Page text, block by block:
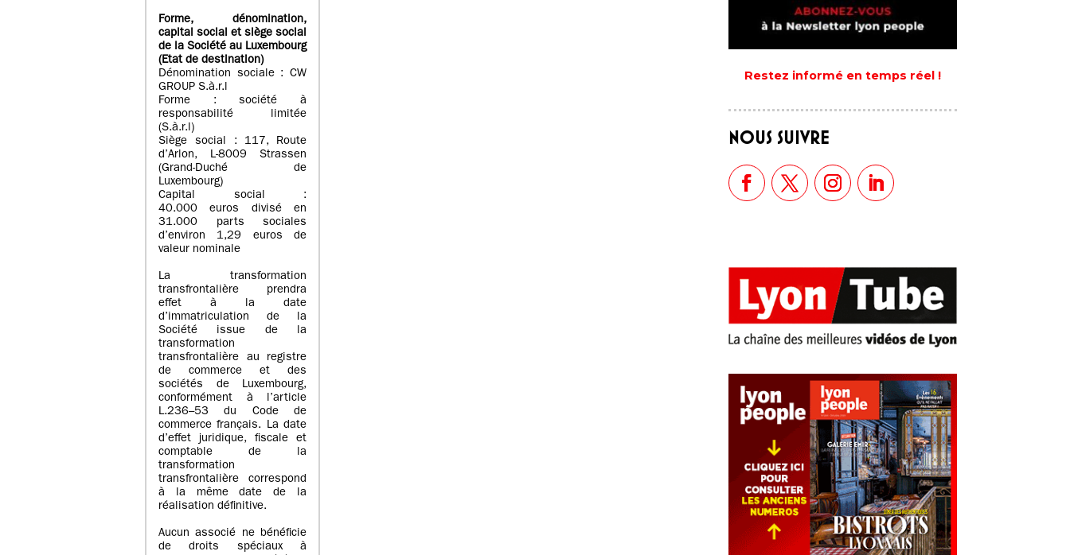
Forme, dénomination,
capital social et siège social
de la Société au Luxembourg
(Etat de destination)
Dénomination sociale : CW
GROUP S.à.r.l
Forme : société à
responsabilité limitée
(S.à.r.l)
Siège social : 117, Route
d’Arlon, L-8009 Strassen
(Grand-Duché de
Luxembourg)
Capital social :
40.000 euros divisé en
31.000 parts sociales
d’environ 1,29 euros de
valeur nominale
La transformation
transfrontalière prendra
effet à la date
d’immatriculation de la
Société issue de la
transformation
transfrontalière au registre
de commerce et des
sociétés de Luxembourg,
conformément à l’article
L.236–53 du Code de
commerce français. La date
d’effet juridique, fiscale et
comptable de la
transformation
transfrontalière correspond
à la même date de la
réalisation définitive.
Aucun associé ne bénéficie
de droits spéciaux à
Restez informé en temps réel !
NOUS SUIVRE